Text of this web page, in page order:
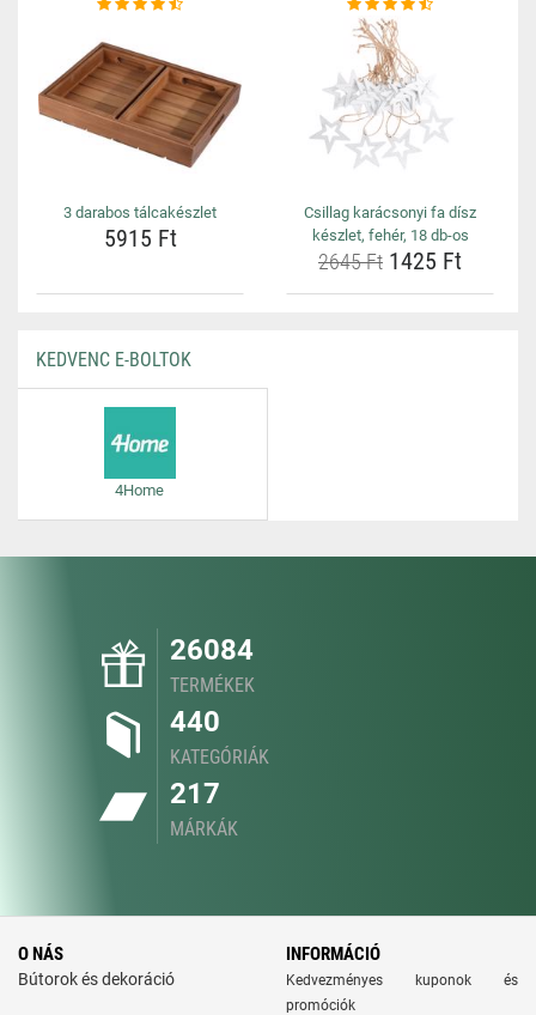
3 darabos tálcakészlet
5915 Ft
Csillag karácsonyi fa dísz
készlet, fehér, 18 db-os
2645 Ft 1425 Ft
KEDVENC E-BOLTOK
4Home
26084
TERMÉKEK
440
KATEGÓRIÁK
217
MÁRKÁK
O NÁS
Bútorok és dekoráció
INFORMÁCIÓ
Kedvezményes kuponok és
promóciók